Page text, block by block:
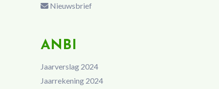
Nieuwsbrief
ANBI
Jaarverslag 2024
Jaarrekening 2024